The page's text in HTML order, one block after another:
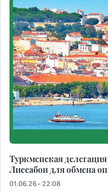
Туркменская
Лиссабон для обмена
01.06.26 - 22:08